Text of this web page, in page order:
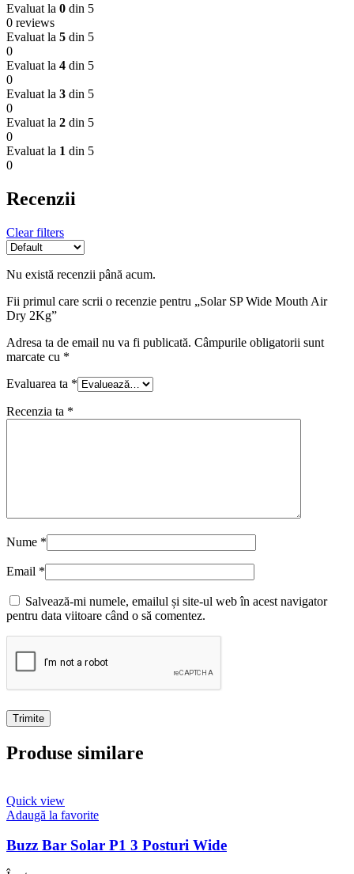
Evaluat la 0 din 5
0 reviews
Evaluat la 5 din 5
0
Evaluat la 4 din 5
0
Evaluat la 3 din 5
0
Evaluat la 2 din 5
0
Evaluat la 1 din 5
0
Recenzii
Clear filters
Nu există recenzii până acum.
Fii primul care scrii o recenzie pentru „Solar SP Wide Mouth Air
Dry 2Kg”
Adresa ta de email nu va fi publicată. Câmpurile obligatorii sunt
marcate cu *
Evaluarea ta *
Recenzia ta *
Nume *
Email *
Salvează-mi numele, emailul și site-ul web în acest navigator
pentru data viitoare când o să comentez.
Produse similare
Quick view
Adaugă la favorite
Buzz Bar Solar P1 3 Posturi Wide